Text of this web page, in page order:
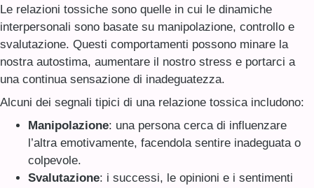
Le relazioni tossiche sono quelle in cui le dinamiche
interpersonali sono basate su manipolazione, controllo e
svalutazione. Questi comportamenti possono minare la
nostra autostima, aumentare il nostro stress e portarci a
una continua sensazione di inadeguatezza.
Alcuni dei segnali tipici di una relazione tossica includono:
Manipolazione: una persona cerca di influenzare
l’altra emotivamente, facendola sentire inadeguata o
colpevole.
Svalutazione: i successi, le opinioni e i sentimenti